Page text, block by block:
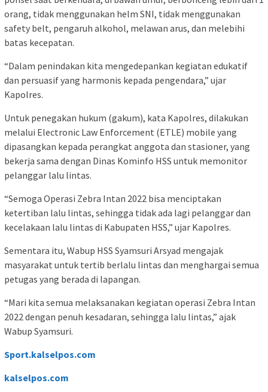
orang, tidak menggunakan helm SNI, tidak menggunakan
safety belt, pengaruh alkohol, melawan arus, dan melebihi
batas kecepatan.
“Dalam penindakan kita mengedepankan kegiatan edukatif
dan persuasif yang harmonis kepada pengendara,” ujar
Kapolres.
Untuk penegakan hukum (gakum), kata Kapolres, dilakukan
melalui Electronic Law Enforcement (ETLE) mobile yang
dipasangkan kepada perangkat anggota dan stasioner, yang
bekerja sama dengan Dinas Kominfo HSS untuk memonitor
pelanggar lalu lintas.
“Semoga Operasi Zebra Intan 2022 bisa menciptakan
ketertiban lalu lintas, sehingga tidak ada lagi pelanggar dan
kecelakaan lalu lintas di Kabupaten HSS,” ujar Kapolres.
Sementara itu, Wabup HSS Syamsuri Arsyad mengajak
masyarakat untuk tertib berlalu lintas dan menghargai semua
petugas yang berada di lapangan.
“Mari kita semua melaksanakan kegiatan operasi Zebra Intan
2022 dengan penuh kesadaran, sehingga lalu lintas,” ajak
Wabup Syamsuri.
Sport.kalselpos.com
kalselpos.com